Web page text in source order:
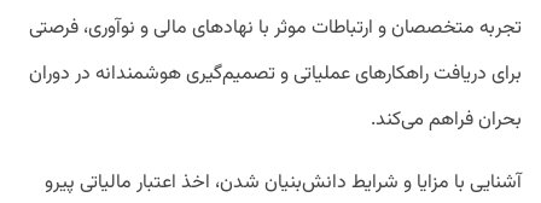
تجربه متخصصان و ارتباطات موثر با نهادهای مالی و نوآوری، فرصتی
برای دریافت راهکارهای عملیاتی و تصمیم‌گیری هوشمندانه در دوران
بحران فراهم می‌کند.
آشنایی با مزایا و شرایط دانش‌بنیان شدن، اخذ اعتبار مالیاتی پیرو